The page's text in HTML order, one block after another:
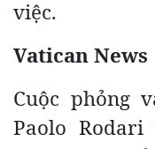
việc.
Vatican News
Cuộc phỏng
Paolo